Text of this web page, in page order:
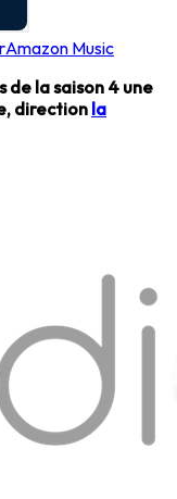
Amazon Music
de la saison 4 une
direction la